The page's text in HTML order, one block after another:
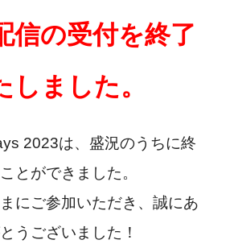
信の受付を終了
しました。
2023は、盛況のうちに終
とができました。
にご参加いただき、誠にあ
うございました！